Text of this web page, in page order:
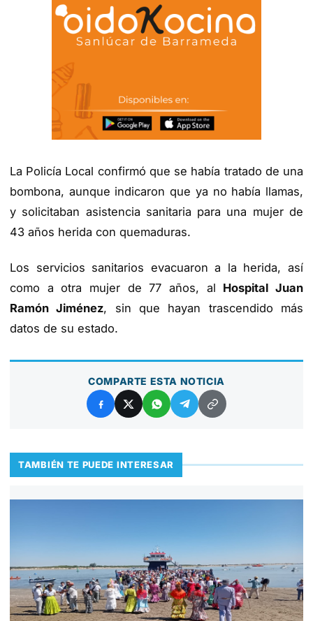
La Policía Local confirmó que se había tratado de una
bombona, aunque indicaron que ya no había llamas,
y solicitaban asistencia sanitaria para una mujer de
43 años herida con quemaduras.
Los servicios sanitarios evacuaron a la herida, así
como a otra mujer de 77 años, al Hospital Juan
Ramón Jiménez, sin que hayan trascendido más
datos de su estado.
COMPARTE ESTA NOTICIA
TAMBIÉN TE PUEDE INTERESAR